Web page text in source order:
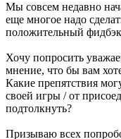
Мы совсем недавно
еще многое надо
положительный фидбэк
Хочу попросить
мнение, что бы вам
Какие препятствия
своей игры / от
подтолкнуть?
Призываю всех